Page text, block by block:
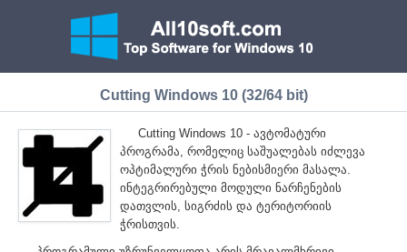
Cutting Windows 10 (32/64 bit)
Cutting Windows 10 - ავტომატური
პროგრამა, რომელიც საშუალებას იძლევა
ოპტიმალური ჭრის ნებისმიერი მასალა.
ინტეგრირებული მოდული ნარჩენების
დათვლის, სიგრძის და ტერიტორიის
ჭრისთვის.